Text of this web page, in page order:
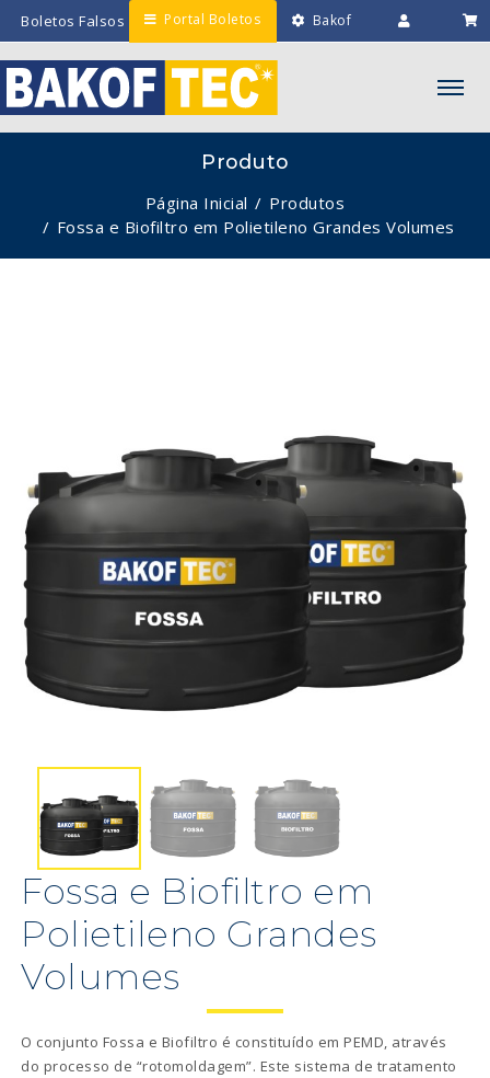
Boletos Falsos Portal Boletos Bakof
Engenharia
Produto
Página Inicial
Produtos
Fossa e Biofiltro em Polietileno Grandes Volumes
‹ ›
Fossa e Biofiltro em
Polietileno Grandes
Volumes
O conjunto Fossa e Biofiltro é constituído em PEMD, através
do processo de “rotomoldagem”. Este sistema de tratamento